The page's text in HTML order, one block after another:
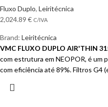
Fluxo Duplo, Leiritécnica
2,024.89 € C/IVA
Brand: Leiritécnica
VMC FLUXO DUPLO AIR'THIN
com estrutura em NEOPOR, é um
com eficiência até 89%. Filtros G4